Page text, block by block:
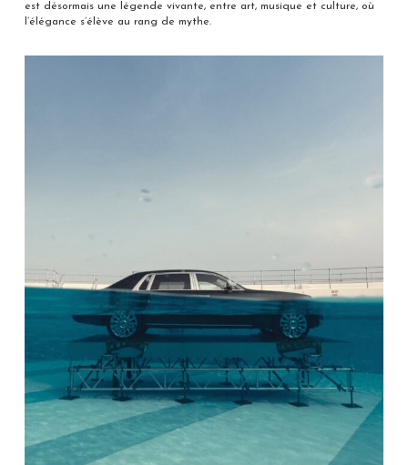
est désormais une légende vivante, entre art, musique et culture, où
l’élégance s’élève au rang de mythe.